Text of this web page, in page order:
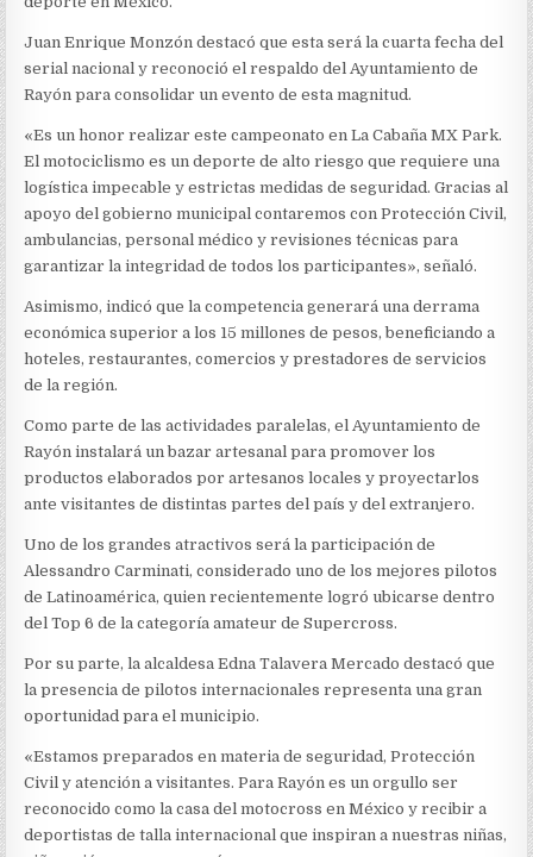
Juan Enrique Monzón destacó que esta será la cuarta fecha del
serial nacional y reconoció el respaldo del Ayuntamiento de
Rayón para consolidar un evento de esta magnitud.
«Es un honor realizar este campeonato en La Cabaña MX Park.
El motociclismo es un deporte de alto riesgo que requiere una
logística impecable y estrictas medidas de seguridad. Gracias al
apoyo del gobierno municipal contaremos con Protección Civil,
ambulancias, personal médico y revisiones técnicas para
garantizar la integridad de todos los participantes», señaló.
Asimismo, indicó que la competencia generará una derrama
económica superior a los 15 millones de pesos, beneficiando a
hoteles, restaurantes, comercios y prestadores de servicios
de la región.
Como parte de las actividades paralelas, el Ayuntamiento de
Rayón instalará un bazar artesanal para promover los
productos elaborados por artesanos locales y proyectarlos
ante visitantes de distintas partes del país y del extranjero.
Uno de los grandes atractivos será la participación de
Alessandro Carminati, considerado uno de los mejores pilotos
de Latinoamérica, quien recientemente logró ubicarse dentro
del Top 6 de la categoría amateur de Supercross.
Por su parte, la alcaldesaEdna Talavera Mercado destacó que
la presencia de pilotos internacionales representa una gran
oportunidad para el municipio.
«Estamos preparados en materia de seguridad, Protección
Civil y atención a visitantes. Para Rayón es un orgullo ser
reconocido como la casa del motocross en México y recibir a
deportistas de talla internacional que inspiran a nuestras niñas,